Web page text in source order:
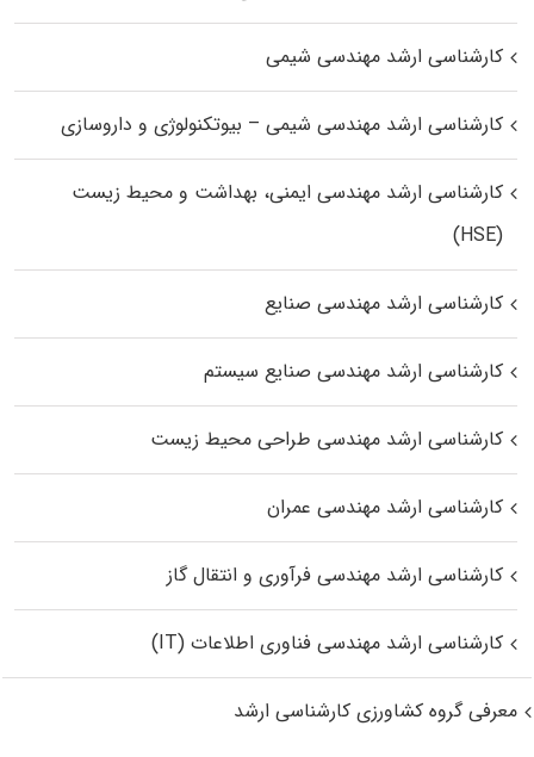
کارشناسی ارشد مهندسی شیمی
کارشناسی ارشد مهندسی شیمی – بیوتکنولوژی و داروسازی
کارشناسی ارشد مهندسی ایمنی، بهداشت و محیط زیست
(HSE)
کارشناسی ارشد مهندسی صنایع
کارشناسی ارشد مهندسی صنایع سیستم
کارشناسی ارشد مهندسی طراحی محیط زیست
کارشناسی ارشد مهندسی عمران
کارشناسی ارشد مهندسی فرآوری و انتقال گاز
کارشناسی ارشد مهندسی فناوری اطلاعات (IT)
معرفی گروه کشاورزی کارشناسی ارشد